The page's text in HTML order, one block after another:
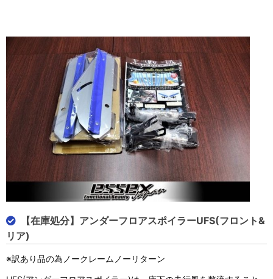
【在庫処分】アンダーフロアスポイラーUFS(フロント&
リア)
※訳あり品の為ノークレームノーリターン